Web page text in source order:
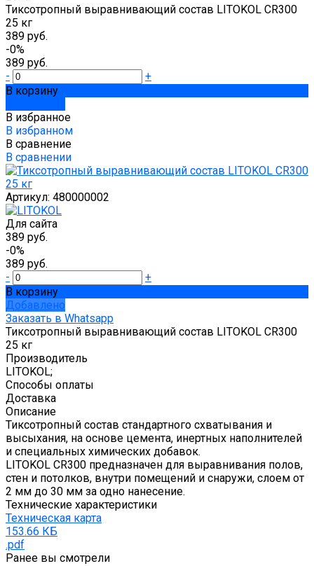
Тиксотропный выравнивающий состав LITOKOL CR300
25 кг
389 руб.
-0%
389 руб.
-
+
В корзину
В избранное
В избранном
В сравнение
В сравнении
Артикул: 480000002
Для сайта
389 руб.
-0%
389 руб.
-
+
В корзину
Добавлено
Заказать в Whatsapp
Тиксотропный выравнивающий состав LITOKOL CR300
25 кг
Производитель
LITOKOL;
Способы оплаты
Доставка
Описание
Тиксотропный состав стандартного схватывания и
высыхания, на основе цемента, инертных наполнителей
и специальных химических добавок.
LITOKOL CR300 предназначен для выравнивания полов,
стен и потолков, внутри помещений и снаружи, слоем от
2 мм до 30 мм за одно нанесение.
Технические характеристики
Техническая карта
153.66 КБ
.pdf
Ранее вы смотрели